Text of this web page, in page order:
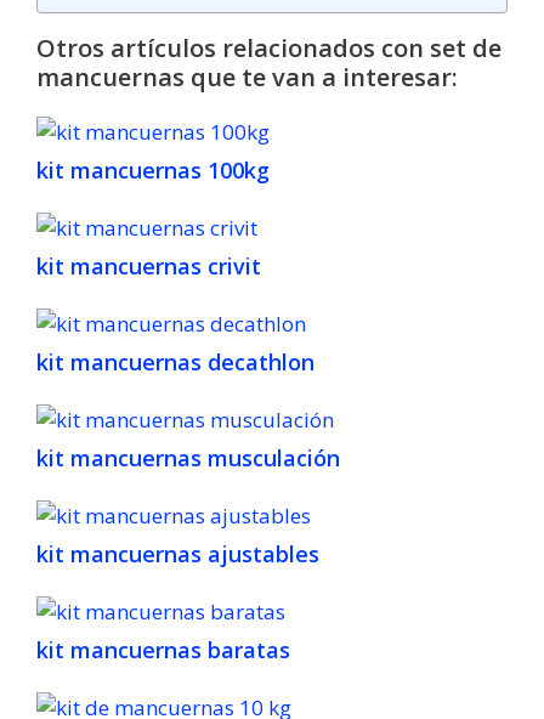
Otros artículos relacionados con set de
mancuernas que te van a interesar:
kit mancuernas 100kg
kit mancuernas crivit
kit mancuernas decathlon
kit mancuernas musculación
kit mancuernas ajustables
kit mancuernas baratas